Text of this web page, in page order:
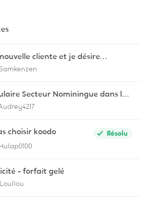
cliente et je désire
appareil sur videotron
Secteur Nominingue dans les
instable
pas choisir koodo
Résolu
- forfait gelé
Loullou